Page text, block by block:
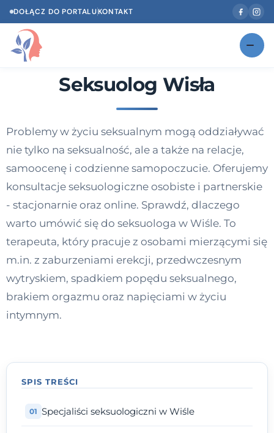
DOŁĄCZ DO PORTALUKONTAKT
Znajdź swojego specjalistę NOWOŚĆ
Według specjalizacji
Diagnozy psychologiczne
Testy psychologiczne
Dawka wiedzy
Kontakt
Seksuolog Wisła
Problemy w życiu seksualnym mogą oddziaływać
nie tylko na seksualność, ale a także na relacje,
samoocenę i codzienne samopoczucie. Oferujemy
konsultacje seksuologiczne osobiste i partnerskie
- stacjonarnie oraz online. Sprawdź, dlaczego
warto umówić się do seksuologa w Wiśle. To
terapeuta, który pracuje z osobami mierzącymi się
m.in. z zaburzeniami erekcji, przedwczesnym
wytryskiem, spadkiem popędu seksualnego,
brakiem orgazmu oraz napięciami w życiu
intymnym.
SPIS TREŚCI
Specjaliści seksuologiczni w Wiśle